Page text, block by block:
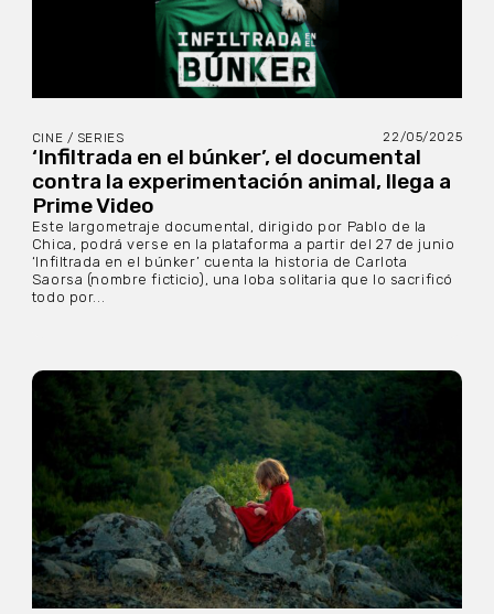
CINE / SERIES 22/05/2025
‘Infiltrada en el búnker’, el documental
contra la experimentación animal, llega a
Prime Video
Este largometraje documental, dirigido por Pablo de la
Chica, podrá verse en la plataforma a partir del 27 de junio
‘Infiltrada en el búnker’ cuenta la historia de Carlota
Saorsa (nombre ficticio), una loba solitaria que lo sacrificó
todo por...